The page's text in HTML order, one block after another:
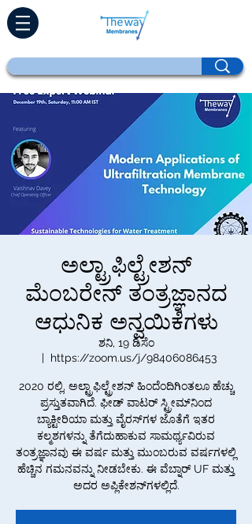
ಅಲ್ಟ್ರಾಫಿಲ್ಟ್ರೇಶನ್
ಮೆಂಬರೇನ್ ತಂತ್ರಜ್ಞಾನದ
ಆಧುನಿಕ ಅನ್ವಯಿಕೆಗಳು
ಶನಿ, 19 ಡಿಸೆಂ
  |
https://zoom.us/j/98406086453
2020 ರಲ್ಲಿ, ಅಲ್ಟ್ರಾಫಿಲ್ಟ್ರೇಶನ್ ಹಿಂದೆಂದಿಗಿಂತಲೂ ಹೆಚ್ಚು
ಪ್ರಸ್ತುತವಾಗಿದೆ. ಫೀಡ್ ವಾಟರ್ ಸ್ಟ್ರೀಮ್‌ನಿಂದ
ಬ್ಯಾಕ್ಟೀರಿಯಾ ಮತ್ತು ವೈರಸ್‌ಗಳ ಜೊತೆಗೆ ಇತರ
ಕಲ್ಮಶಗಳನ್ನು ತೆಗೆದುಹಾಕುವ ಸಾಮರ್ಥ್ಯವಿರುವ
ತಂತ್ರಜ್ಞಾನವು ಈ ವರ್ಷ ಮತ್ತು ಮುಂಬರುವ ವರ್ಷಗಳಲ್ಲಿ
ಹೆಚ್ಚಿನ ಗಮನವನ್ನು ನೀಡಬೇಕು. ಈ ವೆಬ್ನಾರ್ UF ಮತ್ತು
ಅದರ ಅಪ್ಲಿಕೇಶನ್‌ಗಳಲ್ಲಿದೆ.